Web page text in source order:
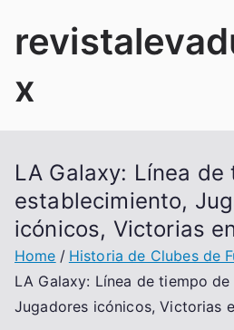
x
LA Galaxy: Línea de
establecimiento,
icónicos, Victorias
Home
Historia de Clubes de
LA Galaxy: Línea de tiempo
Jugadores icónicos, Victorias